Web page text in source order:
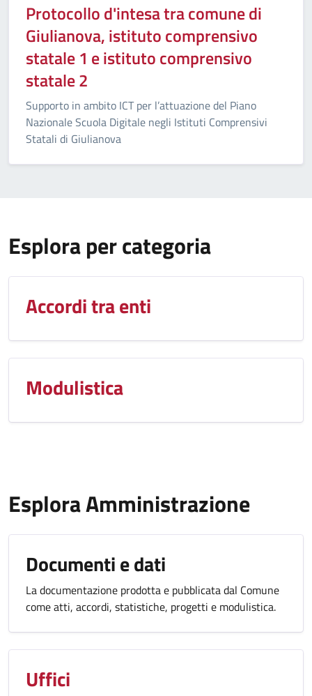
Protocollo d'intesa tra comune di
Giulianova, istituto comprensivo
statale 1 e istituto comprensivo
statale 2
Supporto in ambito ICT per l’attuazione del Piano
Nazionale Scuola Digitale negli Istituti Comprensivi
Statali di Giulianova
Esplora per categoria
Accordi tra enti
Modulistica
Esplora Amministrazione
Documenti e dati
La documentazione prodotta e pubblicata dal Comune
come atti, accordi, statistiche, progetti e modulistica.
Uffici